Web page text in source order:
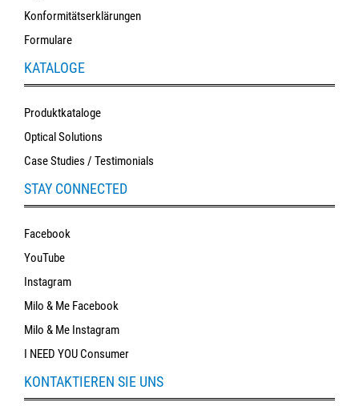
Konformitätserklärungen
Formulare
KATALOGE
Produktkataloge
Optical Solutions
Case Studies / Testimonials
STAY CONNECTED
Facebook
YouTube
Instagram
Milo & Me Facebook
Milo & Me Instagram
I NEED YOU Consumer
KONTAKTIEREN SIE UNS